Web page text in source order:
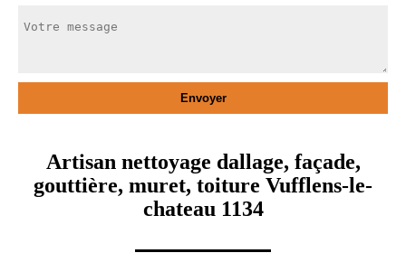
Artisan nettoyage dallage, façade,
gouttière, muret, toiture Vufflens-le-
chateau 1134